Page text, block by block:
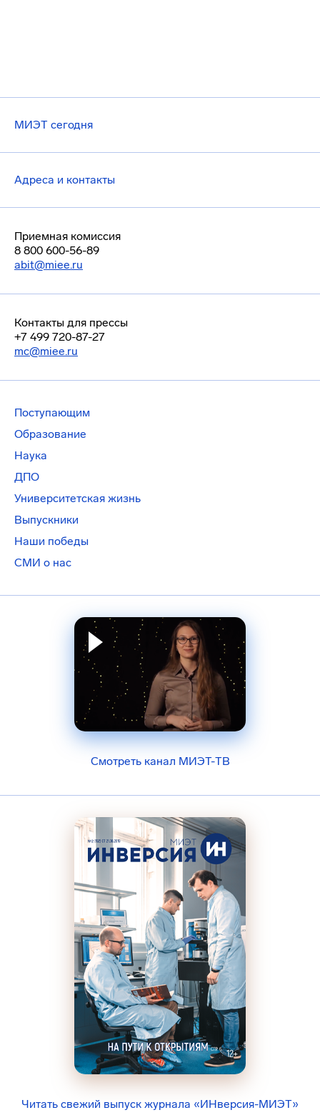
МИЭТ сегодня
Адреса и контакты
Приемная комиссия
8 800 600-56-89
abit@miee.ru
Контакты для прессы
+7 499 720-87-27
mc@miee.ru
Поступающим
Образование
Наука
ДПО
Университетская жизнь
Выпускники
Наши победы
СМИ о нас
Смотреть канал МИЭТ-ТВ
Читать свежий выпуск журнала «ИНверсия-МИЭТ»